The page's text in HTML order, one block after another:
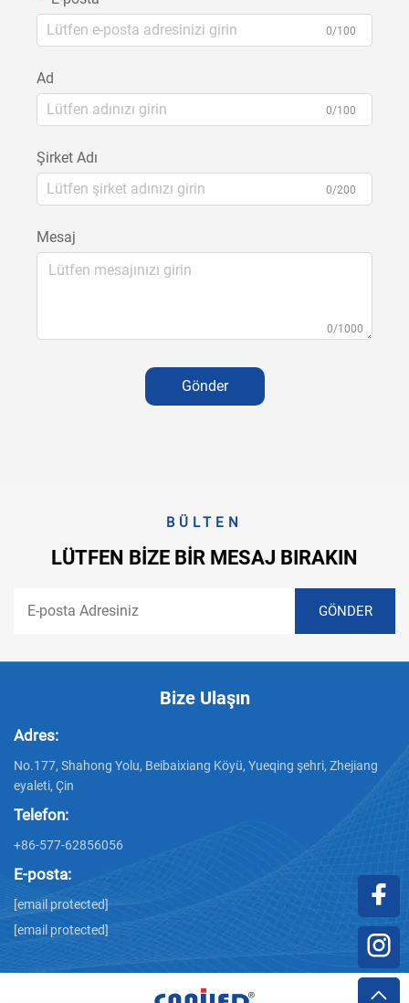
0/100
Ad
0/100
Şirket Adı
0/200
Mesaj
0/1000
Gönder
BÜLTEN
LÜTFEN BIZE BIR MESAJ BIRAKIN
Bize Ulaşın
Adres:
No.177, Shahong Yolu, Beibaixiang Köyü, Yueqing şehri, Zhejiang
eyaleti, Çin
Telefon:
+86-577-62856056
E-posta:
[email protected]
[email protected]